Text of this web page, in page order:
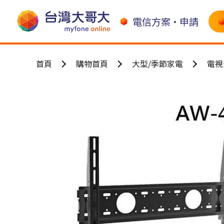
電信方案•申請
首頁 購物首頁 大型/季節家電 電